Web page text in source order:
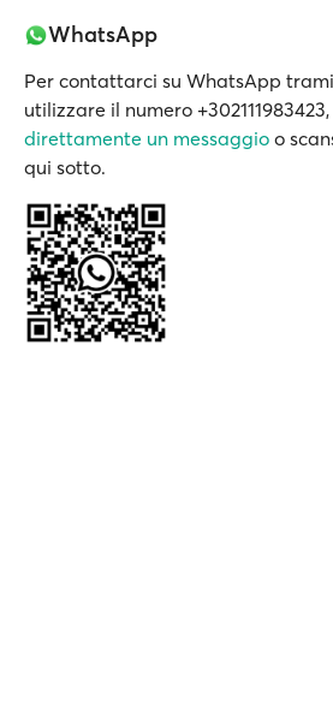
WhatsApp
Per contattarci su WhatsApp
utilizzare il numero +302111983423,
direttamente un messaggio o
qui sotto.